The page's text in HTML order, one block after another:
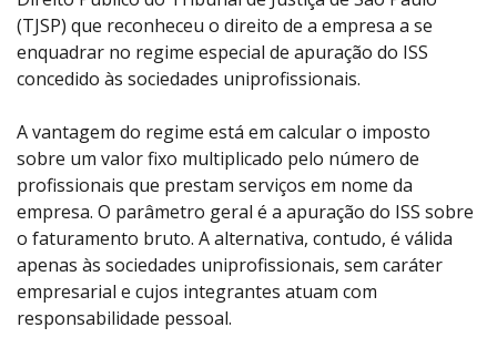
(TJSP) que reconheceu o direito de a empresa a se
enquadrar no regime especial de apuração do ISS
concedido às sociedades uniprofissionais.
A vantagem do regime está em calcular o imposto
sobre um valor fixo multiplicado pelo número de
profissionais que prestam serviços em nome da
empresa. O parâmetro geral é a apuração do ISS sobre
o faturamento bruto. A alternativa, contudo, é válida
apenas às sociedades uniprofissionais, sem caráter
empresarial e cujos integrantes atuam com
responsabilidade pessoal.